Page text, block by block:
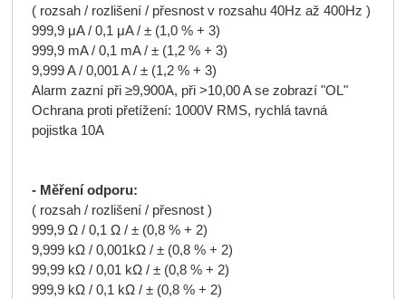
( rozsah / rozlišení / přesnost v rozsahu 40Hz až 400Hz )
999,9 μA / 0,1 μA / ± (1,0 % + 3)
999,9 mA / 0,1 mA / ± (1,2 % + 3)
9,999 A / 0,001 A / ± (1,2 % + 3)
Alarm zazní při ≥9,900A, při >10,00 A se zobrazí "OL"
Ochrana proti přetížení: 1000V RMS, rychlá tavná
pojistka 10A
- Měření odporu:
( rozsah / rozlišení / přesnost )
999,9 Ω / 0,1 Ω / ± (0,8 % + 2)
9,999 kΩ / 0,001kΩ / ± (0,8 % + 2)
99,99 kΩ / 0,01 kΩ / ± (0,8 % + 2)
999,9 kΩ / 0,1 kΩ / ± (0,8 % + 2)